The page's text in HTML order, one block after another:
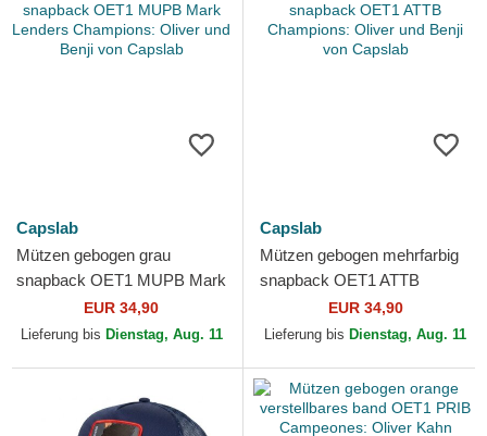
Capslab
Mützen gebogen grau
snapback OET1 MUPB Mark
Lenders Champions: Oliver
und Benji von Capslab
EUR 34,90
Lieferung bis Dienstag, Aug. 11
Capslab
Mützen gebogen mehrfarbig
snapback OET1 ATTB
Champions: Oliver und Benji
von Capslab
EUR 34,90
Lieferung bis Dienstag, Aug. 11